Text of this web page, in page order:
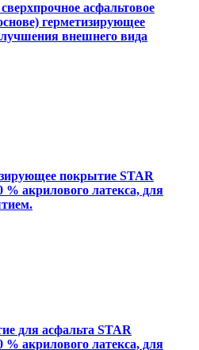
асфальтовое
герметизирующее
внешнего вида
покрытие STAR
акрилового латекса, для
для асфальта STAR
акрилового латекса, для